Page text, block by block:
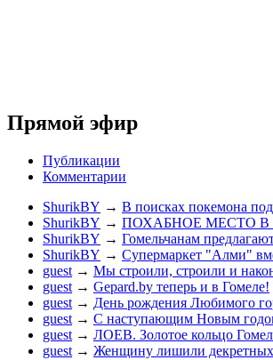
Прямой эфир
Публикации
Комментарии
ShurikBY → В поисках покемона
ShurikBY → ПОХАБНОЕ МЕСТО
ShurikBY → Гомельчанам
ShurikBY → Супермаркет "Алми"
guest → Мы строили, строили и
guest → Gepard.by теперь и в Гомеле!
guest → День рождения Любимого
guest → С наступающим Новым
guest → ЛОЕВ. Золотое кольцо
guest → Женщину лишили декретных